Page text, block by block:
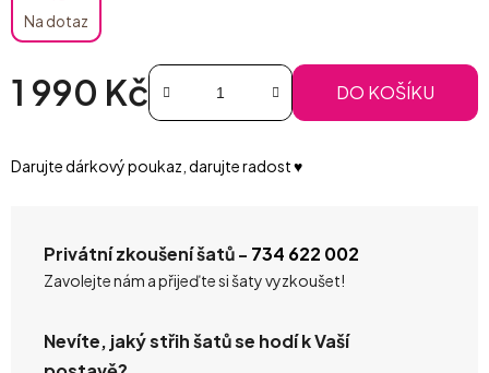
Na dotaz
1 990 Kč DO KOŠÍKU
Darujte dárkový poukaz, darujte radost ♥️
Privátní zkoušení šatů - 734 622 002
Zavolejte nám a přijeďte si šaty vyzkoušet!
Nevíte, jaký střih šatů se hodí k Vaší